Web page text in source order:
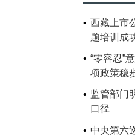
西藏上市
题培训成
“零容忍”
项政策稳
监管部门
口径
中央第六